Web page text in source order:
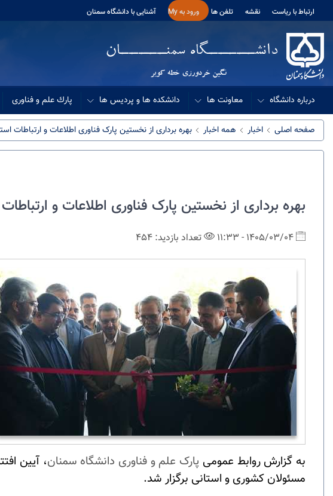
ارتباط با ریاست نقشه تلفن ها ورود به My آشنایی با دانشگاه سمنان
درباره دانشگاه معاونت ها دانشکده ها و پردیس ها پارك علم و فناوری
صفحه اصلی اخبار همه اخبار بهره برداری از نخستین پارک فناوری اطلاعات و ارتباطات
بهره برداری از نخستین پارک فناوری اطلاعات و
1405/03/04 - 11:33 تعداد بازدید: 454
به گزارش روابط عمومی پارک علم و فناوری دانشگاه سمنان
مسئولان کشوری و استانی برگزار شد.